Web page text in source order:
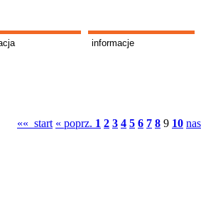
informacje
«« start « poprz. 1 2 3 4 5 6 7 8 9 10